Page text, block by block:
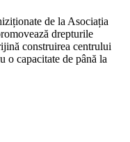
de la Asociația
drepturile
construirea centrului
o capacitate de până la